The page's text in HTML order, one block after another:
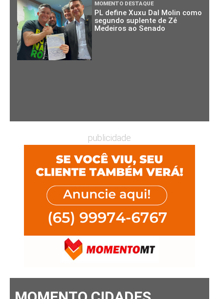
MOMENTO DESTAQUE
PL define Xuxu Dal Molin como
segundo suplente de Zé
Medeiros ao Senado
publicidade